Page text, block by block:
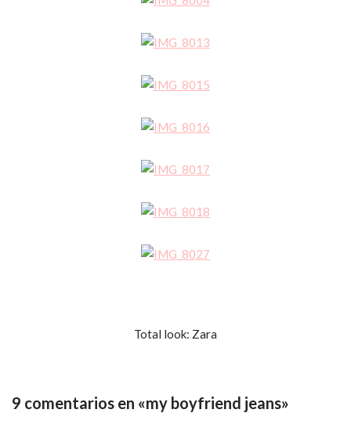
Total look: Zara
9 comentarios en «my boyfriend jeans»